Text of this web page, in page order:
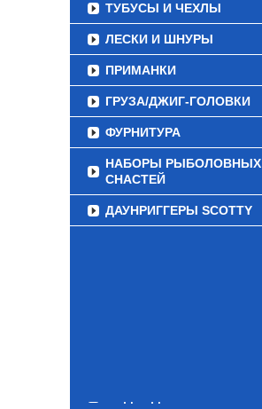
ТУБУСЫ И ЧЕХЛЫ
ЛЕСКИ И ШНУРЫ
ПРИМАНКИ
ГРУЗА/ДЖИГ-ГОЛОВКИ
ФУРНИТУРА
НАБОРЫ РЫБОЛОВНЫХ
СНАСТЕЙ
ДАУНРИГГЕРЫ SCOTTY